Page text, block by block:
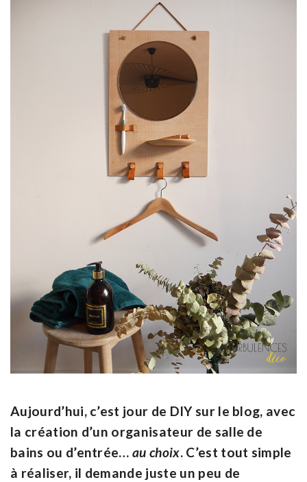
Aujourd’hui, c’est jour de DIY sur le blog, avec
la création d’un organisateur de salle de
bains ou d’entrée…au choix. C’est tout simple
à réaliser, il demande juste un peu de